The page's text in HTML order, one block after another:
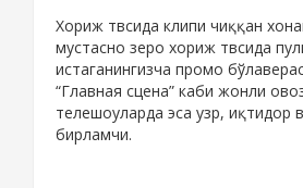
Хориж твсида клипи чиққан
мустасно зеро хориж твсида
истаганингизча промо
“Главная сцена” каби жонли
телешоуларда эса узр, иқтидор
бирламчи.